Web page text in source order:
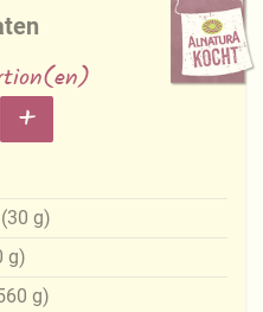
+
(30 g)
g)
g)